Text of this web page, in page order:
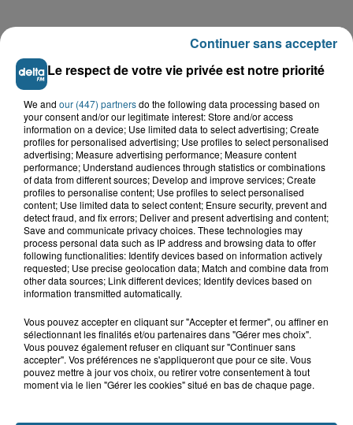
LE TOP DE L'ACTU
Saint-Omer : un enfant gravement brûlé
après l'explosion d'un jouet...
Hazebrouck : victime d'un accident,
Lucas s'en est allé brutalement...
la-Grande : Michael, 41 ans...
Le respect de votre vie privée est notre priorité
We and our (447) partnersdo the following data processing based on
your consent and/or our legitimate interest: Store and/or access
information on a device; Use limited data to select advertising; Create
profiles for personalised advertising; Use profiles to select personalised
advertising; Measure advertising performance; Measure content
performance; Understand audiences through statistics or combinations
of data from different sources; Develop and improve services; Create
profiles to personalise content; Use profiles to select personalised
content; Use limited data to select content; Ensure security, prevent and
detect fraud, and fix errors; Deliver and present advertising and content;
Save and communicate privacy choices. These technologies may
process personal data such as IP address and browsing data to offer
following functionalities: Identify devices based on information actively
requested; Use precise geolocation data; Match and combine data from
other data sources; Link different devices; Identify devices based on
information transmitted automatically.
Vous pouvez accepter en cliquant sur "Accepter et fermer", ou affiner en
sélectionnant les finalités et/ou partenaires dans "Gérer mes choix".
Vous pouvez également refuser en cliquant sur "Continuer sans
accepter". Vos préférences ne s'appliqueront que pour ce site. Vous
pouvez mettre à jour vos choix, ou retirer votre consentement à tout
moment via le lien "Gérer les cookies" situé en bas de chaque page.
Continuer sans accepter